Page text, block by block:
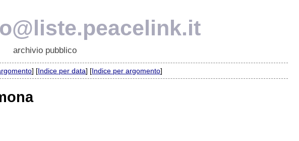
archivio pubblico
] [Indice per data] [Indice per argomento]